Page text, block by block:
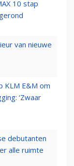
10 stap
van nieuwe
KLM E&M om
‘Zwaar
debutanten
alle ruimte